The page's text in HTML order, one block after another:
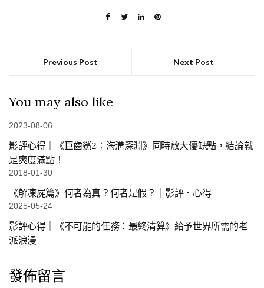
Previous Post Next Post
You may also like
2023-08-06
影評心得｜《巨齒鯊2：海溝深淵》同時放大優缺點，結論就
是爽度滿點！
2018-01-30
《解凍屍篇》何者為真？何者是假？｜影評．心得
2025-05-24
影評心得｜《不可能的任務：最終清算》給予世界所需的老
派浪漫
發佈留言